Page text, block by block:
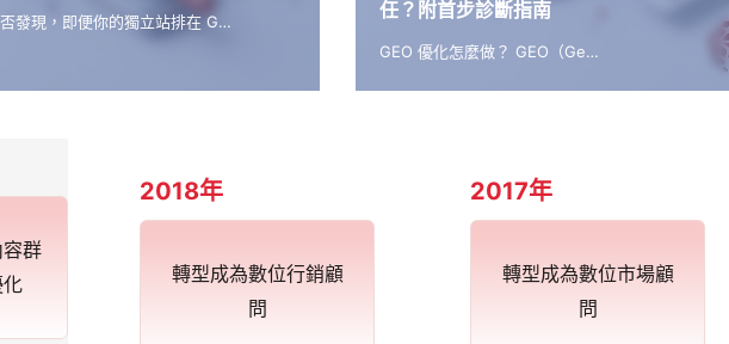
發現，即便你的獨立站排在 G…
任？附首步診斷指南
GEO 優化怎麼做？ GEO（Ge…
群
2018年
轉型成為數位行銷顧
問
2017年
轉型成為數位市場顧
問